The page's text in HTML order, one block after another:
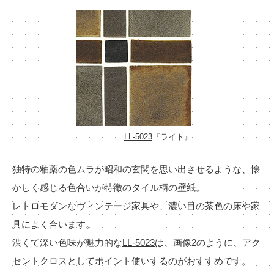
LL-5023『ライト』
独特の釉薬の色ムラが昭和の玄関を思い出させるような、懐
かしく感じる色合いが特徴のタイル柄の壁紙。
レトロモダンなヴィンテージ家具や、濃い目の茶色の床や家
具によく合います。
渋くて深い色味が魅力的なLL-5023は、画像2のように、アク
セントクロスとしてポイント使いするのがおすすめです。